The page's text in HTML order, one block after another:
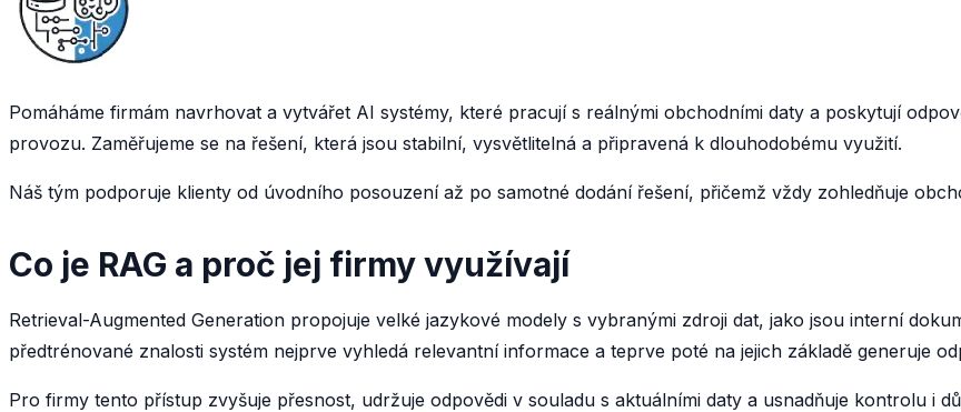
Pomáháme firmám navrhovat a vytvářet AI systémy, které pracují s reálnými obchodními daty a poskytují
provozu. Zaměřujeme se na řešení, která jsou stabilní, vysvětlitelná a připravená k dlouhodobému využití.
Náš tým podporuje klienty od úvodního posouzení až po samotné dodání řešení, přičemž vždy zohledňuje
Co je RAG a proč jej firmy využívají
Retrieval-Augmented Generation propojuje velké jazykové modely s vybranými zdroji dat, jako jsou interní
předtrénované znalosti systém nejprve vyhledá relevantní informace a teprve poté na jejich základě generuje
Pro firmy tento přístup zvyšuje přesnost, udržuje odpovědi v souladu s aktuálními daty a usnadňuje kontrolu i